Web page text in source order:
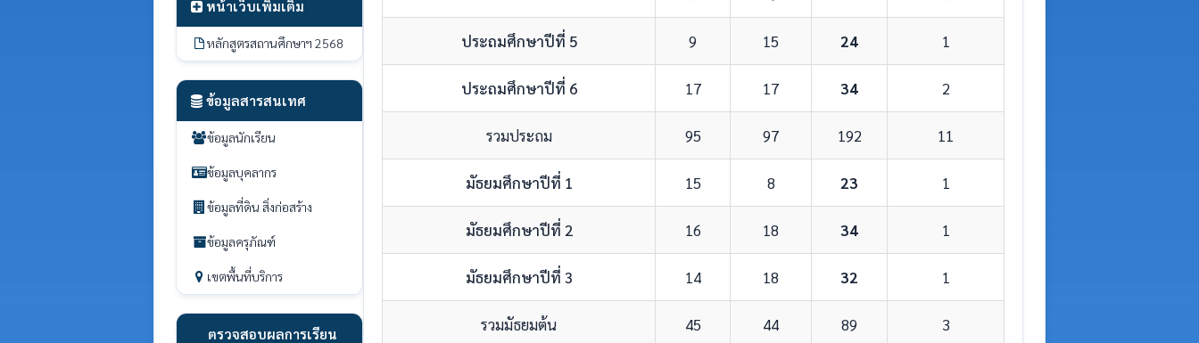
หน้าเว็บเพิ่มเติม
หลักสูตรสถานศึกษาฯ 2568
ข้อมูลสารสนเทศ
ข้อมูลนักเรียน
ข้อมูลบุคลากร
ข้อมูลที่ดิน สิ่งก่อสร้าง
ข้อมูลครุภัณฑ์
เขตพื้นที่บริการ
ตรวจสอบผลการเรียน
ประถมศึกษาปีที่ 5 9 15 24 1
ประถมศึกษาปีที่ 6 17 17 34 2
รวมประถม 95 97 192 11
มัธยมศึกษาปีที่ 1 15 8 23 1
มัธยมศึกษาปีที่ 2 16 18 34 1
มัธยมศึกษาปีที่ 3 14 18 32 1
รวมมัธยมต้น 45 44 89 3